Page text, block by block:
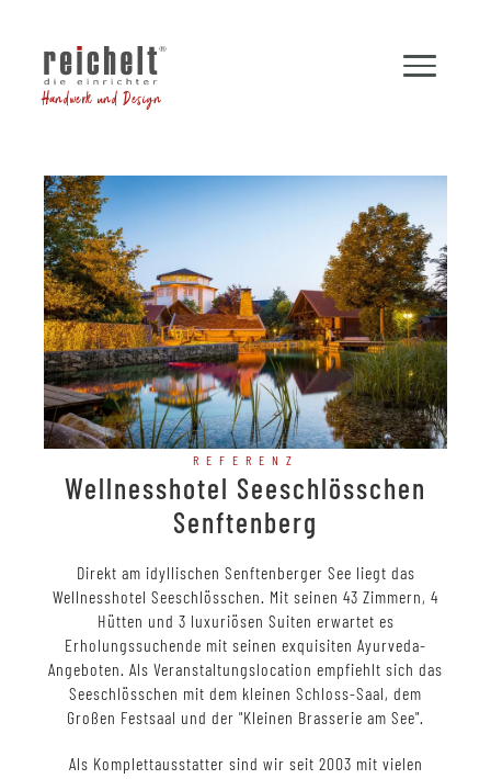
Handwerk und Design
REFERENZ
Wellnesshotel Seeschlösschen
Senftenberg
Direkt am idyllischen Senftenberger See liegt das
Wellnesshotel Seeschlösschen. Mit seinen 43 Zimmern, 4
Hütten und 3 luxuriösen Suiten erwartet es
Erholungssuchende mit seinen exquisiten Ayurveda-
Angeboten. Als Veranstaltungslocation empfiehlt sich das
Seeschlösschen mit dem kleinen Schloss-Saal, dem
Großen Festsaal und der "Kleinen Brasserie am See".
Als Komplettausstatter sind wir seit 2003 mit vielen